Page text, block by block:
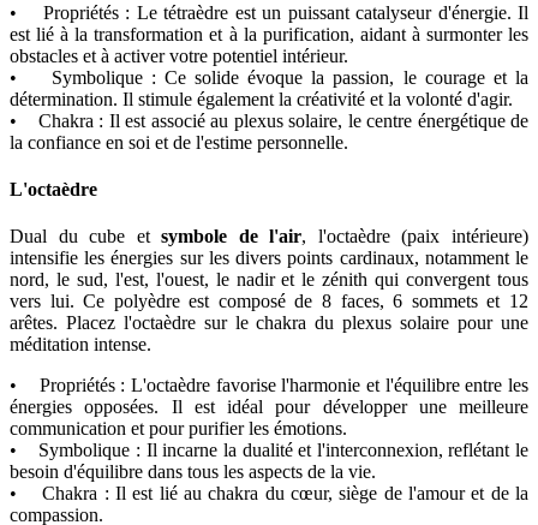
• Propriétés : Le tétraèdre est un puissant catalyseur d'énergie. Il
est lié à la transformation et à la purification, aidant à surmonter les
obstacles et à activer votre potentiel intérieur.
• Symbolique : Ce solide évoque la passion, le courage et la
détermination. Il stimule également la créativité et la volonté d'agir.
• Chakra : Il est associé au plexus solaire, le centre énergétique de
la confiance en soi et de l'estime personnelle.
L'octaèdre
Dual du cube etsymbole de l'air, l'octaèdre (paix intérieure)
intensifie les énergies sur les divers points cardinaux, notamment le
nord, le sud, l'est, l'ouest, le nadir et le zénith qui convergent tous
vers lui. Ce polyèdre est composé de 8 faces, 6 sommets et 12
arêtes. Placez l'octaèdre sur le chakra du plexus solaire pour une
méditation intense.
• Propriétés : L'octaèdre favorise l'harmonie et l'équilibre entre les
énergies opposées. Il est idéal pour développer une meilleure
communication et pour purifier les émotions.
• Symbolique : Il incarne la dualité et l'interconnexion, reflétant le
besoin d'équilibre dans tous les aspects de la vie.
• Chakra : Il est lié au chakra du cœur, siège de l'amour et de la
compassion.